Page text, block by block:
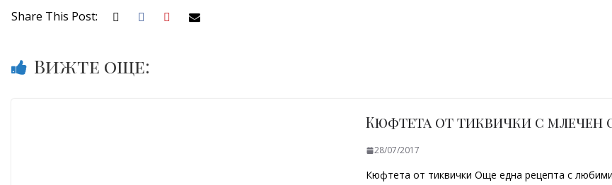
Share This Post:
Вижте още:
Кюфтета от тиквички с млечен
28/07/2017
Кюфтета от тиквички Още една рецепта с